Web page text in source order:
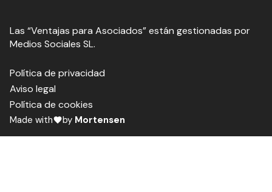
Las “Ventajas para Asociados” están gestionadas por
Medios Sociales SL.
Política de privacidad
Aviso legal
Política de cookies
Made with by Mortensen